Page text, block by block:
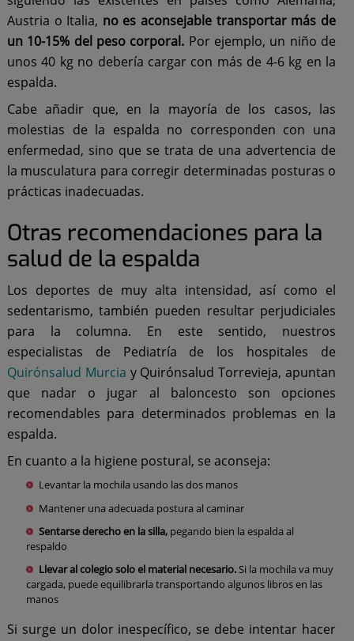
Austria o Italia, no es aconsejable transportar más de
un 10-15% del peso corporal. Por ejemplo, un niño de
unos 40 kg no debería cargar con más de 4-6 kg en la
espalda.
Cabe añadir que, en la mayoría de los casos, las
molestias de la espalda no corresponden con una
enfermedad, sino que se trata de una advertencia de
la musculatura para corregir determinadas posturas o
prácticas inadecuadas.
Otras recomendaciones para la
salud de la espalda
Los deportes de muy alta intensidad, así como el
sedentarismo, también pueden resultar perjudiciales
para la columna. En este sentido, nuestros
especialistas de Pediatría de los hospitales de
Quirónsalud Murcia y Quirónsalud Torrevieja, apuntan
que nadar o jugar al baloncesto son opciones
recomendables para determinados problemas en la
espalda.
En cuanto a la higiene postural, se aconseja:
Levantar la mochila usando las dos manos
Mantener una adecuada postura al caminar
Sentarse derecho en la silla,pegando bien la espalda al
respaldo
Llevar al colegio solo el material necesario.Si la mochila va muy
cargada, puede equilibrarla transportando algunos libros en las
manos
Si surge un dolor inespecífico, se debe intentar hacer